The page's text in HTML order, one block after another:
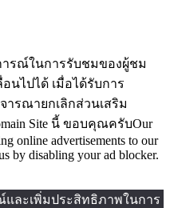
ารณ์ในการรับชมของผู้ชม
นไปได้ เมื่อได้รับการ
รณายกเลิกส่วนเสริม
Site นี้ ขอบคุณครับOur
online advertisements to our
by disabling your ad blocker.
ละเพิ่มประสิทธิภาพในการ